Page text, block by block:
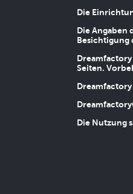
Die
Die
Besichtigung
Seiten.
Die Nutzung